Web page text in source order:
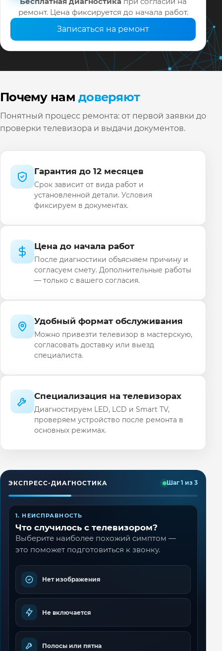
ремонт. Цена фиксируется до начала работ.
Записаться на ремонт
Почему намдоверяют
Понятный процесс ремонта: от первой заявки до
проверки телевизора и выдачи документов.
Гарантия до 12 месяцев
Срок зависит от вида работ и
установленной детали. Условия
фиксируем в документах.
Цена до начала работ
После диагностики объясняем причину и
согласуем смету. Дополнительные работы
— только с вашего согласия.
Удобный формат обслуживания
Можно привезти телевизор в мастерскую,
согласовать доставку или выезд
специалиста.
Специализация на телевизорах
Диагностируем LED, LCD и Smart TV,
проверяем устройство после ремонта в
основных режимах.
ЭКСПРЕСС-ДИАГНОСТИКА Шаг 1 из 3
1. НЕИСПРАВНОСТЬ
Что случилось с телевизором?
Выберите наиболее похожий симптом —
это поможет подготовиться к звонку.
Нет изображения
Не включается
Полосы или пятна